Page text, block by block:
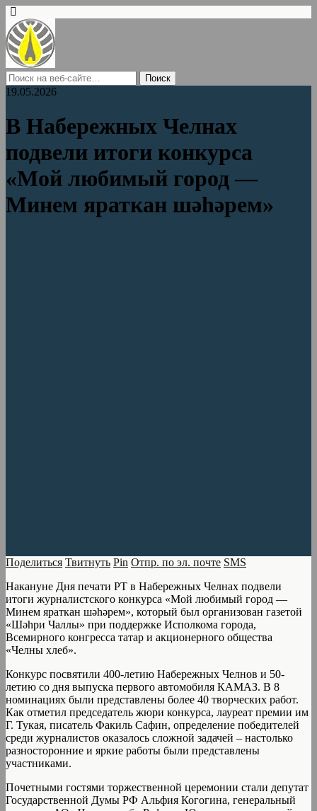
19.05.2026
В Набережных Челнах
подвели итоги конкурса
«Мой любимый город —
Минем яраткан шәһәрем»
Поделиться Твитнуть Pin Отпр. по эл. почте SMS
Накануне Дня печати РТ в Набережных Челнах подвели
итоги журналистского конкурса «Мой любимый город —
Минем яраткан шәһәрем», который был организован газетой
«Шәһри Чаллы» при поддержке Исполкома города,
Всемирного конгресса татар и акционерного общества
«Челны хлеб».
Конкурс посвятили 400-летию Набережных Челнов и 50-
летию со дня выпуска первого автомобиля КАМАЗ. В 8
номинациях были представлены более 40 творческих работ.
Как отметил председатель жюри конкурса, лауреат премии им
Г. Тукая, писатель Факиль Сафин, определение победителей
среди журналистов оказалось сложной задачей – настолько
разносторонние и яркие работы были представлены
участниками.
Почетными гостями торжественной церемонии стали депутат
Государственной Думы РФ Альфия Когогина, генеральный